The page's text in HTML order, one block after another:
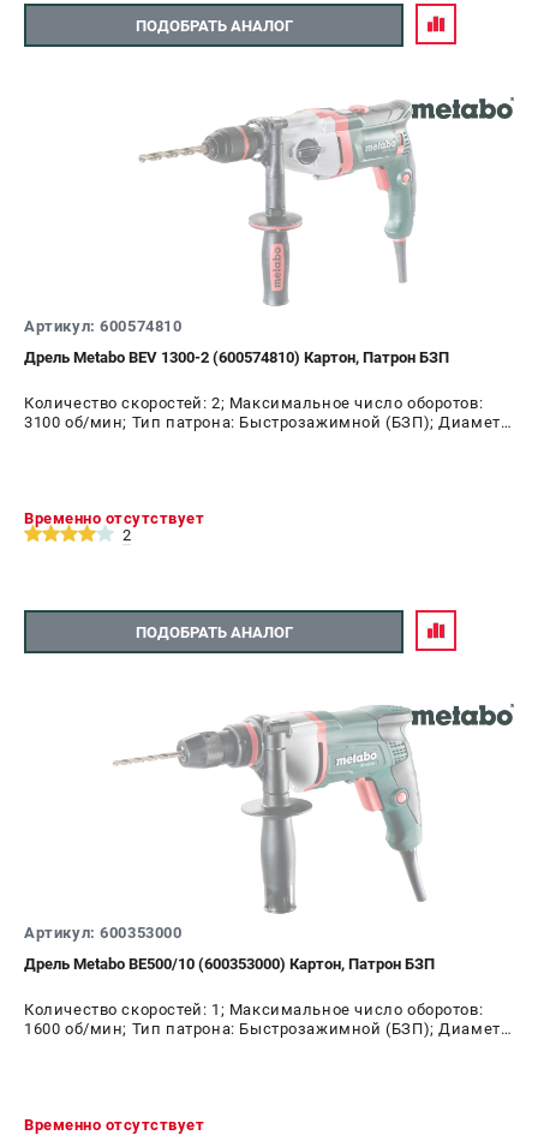
ПОДОБРАТЬ АНАЛОГ
Артикул: 600574810
Дрель Metabo BEV 1300-2 (600574810) Картон, Патрон БЗП
Количество скоростей: 2; Максимальное число оборотов:
3100 об/мин; Тип патрона: Быстрозажимной (БЗП); Диаметр
Временно отсутствует
2
ПОДОБРАТЬ АНАЛОГ
Артикул: 600353000
Дрель Metabo ВЕ500/10 (600353000) Картон, Патрон БЗП
Количество скоростей: 1; Максимальное число оборотов:
1600 об/мин; Тип патрона: Быстрозажимной (БЗП); Диаметр
Временно отсутствует